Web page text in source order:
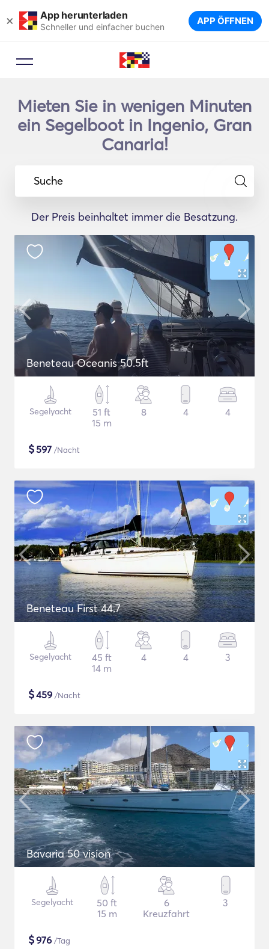
× App herunterladen
Schneller und einfacher buchen APP ÖFFNEN
Mieten Sie in wenigen Minuten
ein Segelboot in Ingenio, Gran
Canaria!
Suche
Der Preis beinhaltet immer die Besatzung.
Beneteau Oceanis 50.5ft
Segelyacht
51 ft
15 m
8 4 4
$597 /Nacht
Beneteau First 44.7
Segelyacht
45 ft
14 m
4 4 3
$459 /Nacht
Bavaria 50 vision
Segelyacht
50 ft
15 m
6
Kreuzfahrt
3
$976 /Tag